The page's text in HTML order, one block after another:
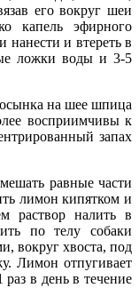
его вокруг шеи
капель эфирного
и втереть в
ложки воды и 3-5
восприимчивы к
запах
равные части
лимон кипятком и
раствор налить в
по телу собаки
вокруг хвоста, под
Лимон отпугивает
раз в день в течение